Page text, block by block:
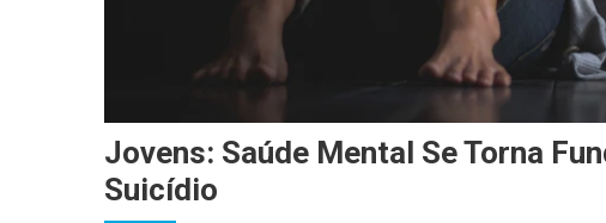
Jovens: Saúde Mental Se Torna
Suicídio